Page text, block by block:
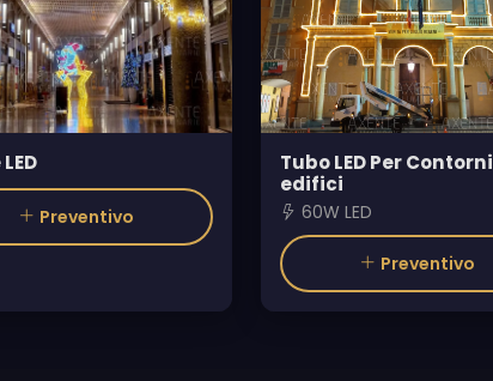
Preventivo
Tubo LED Per Contorni
edifici
60W LED
Preventivo